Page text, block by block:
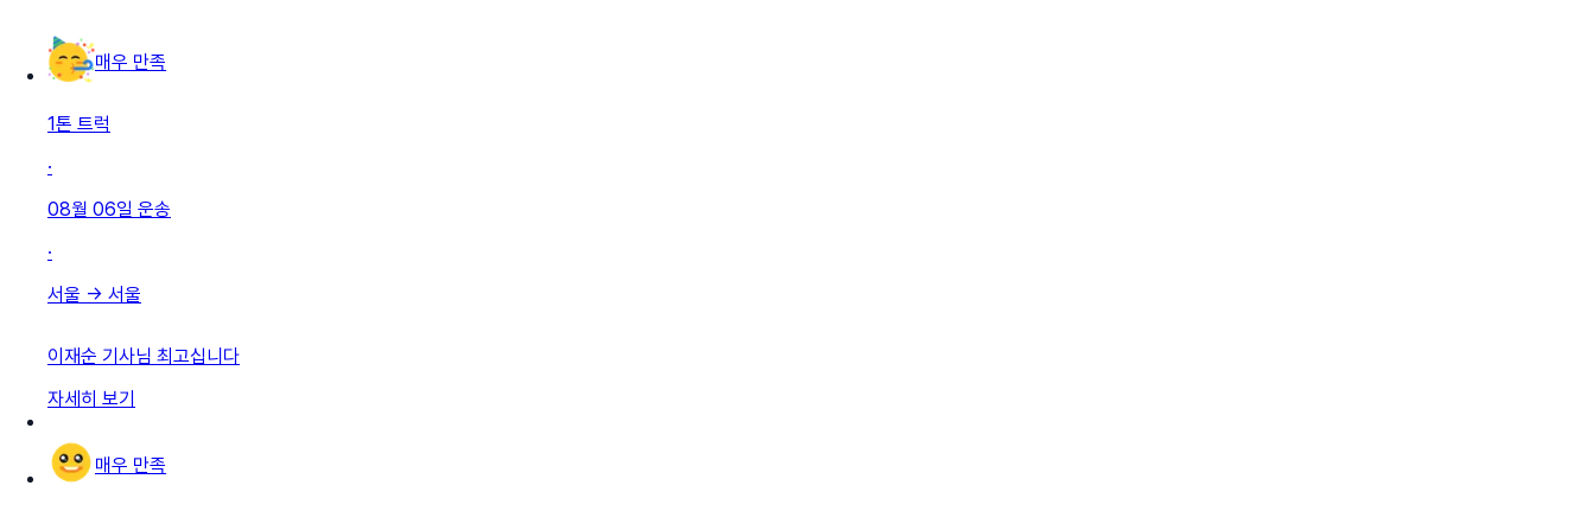
매우 만족
1톤 트럭
·
08월 06일 운송
·
서울 → 서울
이재순 기사님 최고십니다
자세히 보기
매우 만족